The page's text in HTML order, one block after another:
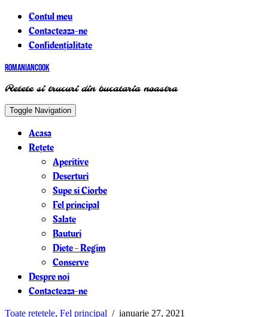
Contul meu
Contacteaza-ne
Confidențialitate
RomanianCook
Retete si trucuri din bucataria noastra
Toggle Navigation
Acasa
Rețete
Aperitive
Deserturi
Supe si Ciorbe
Fel principal
Salate
Bauturi
Diete - Regim
Conserve
Despre noi
Contacteaza-ne
Toate retetele, Fel principal / ianuarie 27, 2021